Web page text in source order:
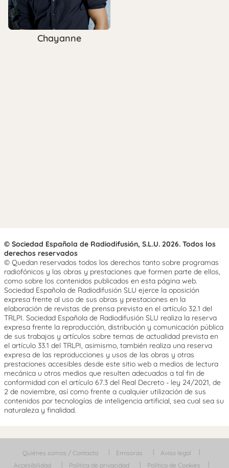
Chayanne
© Sociedad Española de Radiodifusión, S.L.U. 2026. Todos los
derechos reservados
© Quedan reservados todos los derechos tanto sobre programas
radiofónicos y las obras y prestaciones que formen parte de ellos,
como sobre los contenidos publicados en esta página web.
Sociedad Española de Radiodifusión SLU ejerce la oposición
expresa frente al uso de sus obras y prestaciones en la
elaboración de revistas de prensa prevista en el artículo 32.1 del
TRLPI. Sociedad Española de Radiodifusión SLU realiza la reserva
expresa frente la reproducción, distribución y comunicación pública
de sus trabajos y artículos sobre temas de actualidad prevista en
el artículo 33.1 del TRLPI, asimismo, también realiza una reserva
expresa de las reproducciones y usos de las obras y otras
prestaciones accesibles desde este sitio web a medios de lectura
mecánica u otros medios que resulten adecuados a tal fin de
conformidad con el artículo 67.3 del Real Decreto - ley 24/2021, de
2 de noviembre, así como frente a cualquier utilización de sus
contenidos por tecnologías de inteligencia artificial, sea cual sea su
naturaleza y finalidad.
Quiénes somos / Contacta Emisoras
Aviso legal
Accesibilidad
Política de privacidad Política de Cookies